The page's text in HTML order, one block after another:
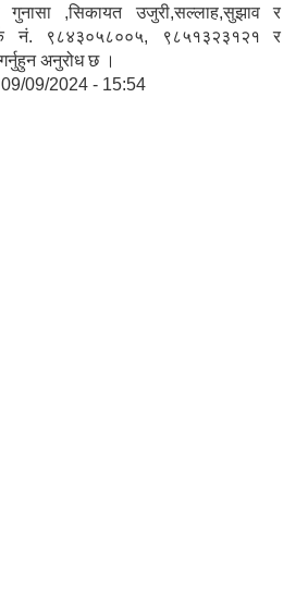
गुनासा ,सिकायत उजुरी,सल्लाह,सुझाव र
नं. ९८४३०५८००५, ९८५१३२३१२१ र
अनुरोध छ ।
09/2024 - 15:54